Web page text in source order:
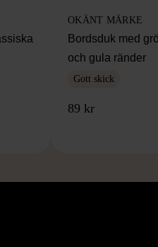
OKÄNT MÄRKE
Bordsduk med
och gula ränder
Gott skick
89 kr